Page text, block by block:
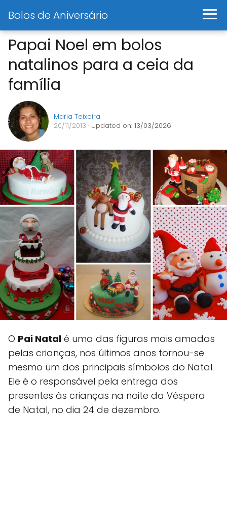
Bolos de Aniversário
Papai Noel em bolos
natalinos para a ceia da
família
Maria Teixeira
20/11/2013 · Updated on: 13/03/2026
O Pai Natal é uma das figuras mais amadas
pelas crianças, nos últimos anos tornou-se
mesmo um dos principais símbolos do Natal.
Ele é o responsável pela entrega dos
presentes às crianças na noite da Véspera
de Natal, no dia 24 de dezembro.